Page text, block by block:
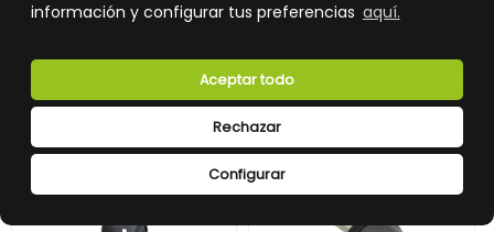
información y configurar tus preferencias aquí.
Configurar
Rechazar
Aceptar todo
AÑADIR A LA CESTA
de compra para ver la
disponibilidad y los precios para
AÑADIR A LA CESTA
de compra para ver la
disponibilidad y los precios para